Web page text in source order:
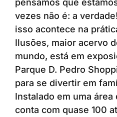
pensamos que
vezes não é: a
isso acontece na
Ilusões, maior acervo
mundo, está em
Parque D. Pedro
para se divertir em
Instalado em uma área
conta com quase 100